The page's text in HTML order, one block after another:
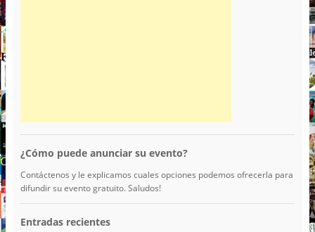
¿Cómo puede anunciar su evento?
Contáctenos y le explicamos cuales opciones podemos ofrecerla para
difundir su evento gratuito. Saludos!
Entradas recientes